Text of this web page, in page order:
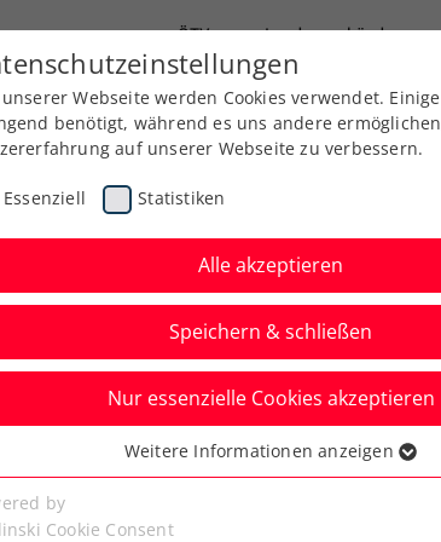
ÖTV Landesverbände
Ausbildung Services Über uns
30-Spieler
im Viertelfinale
Webseite werden Cookies verwendet.
benötigt, während es uns andere
auf unserer Webseite zu verbessern.
Essenziell Statistiken
Alle akzeptieren
Speichern & schließen
Nur essenzielle Cookies akzeptieren
Cookies werden für grundlegende
benötigt. Dadurch ist gewährleistet, dass die
Weitere Informationen anzeigen
by
Cookie Consent